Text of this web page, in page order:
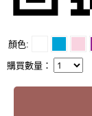
顏色
購買數量：